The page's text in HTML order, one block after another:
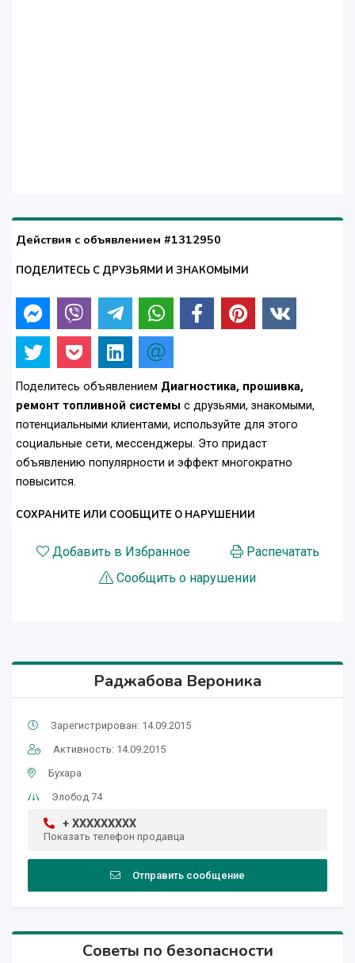
Действия с объявлением #1312950
ПОДЕЛИТЕСЬ С ДРУЗЬЯМИ И ЗНАКОМЫМИ
Поделитесь объявлением Диагностика, прошивка,
ремонт топливной системы с друзьями, знакомыми,
потенциальными клиентами, используйте для этого
социальные сети, мессенджеры. Это придаст
объявлению популярности и эффект многократно
повысится.
СОХРАНИТЕ ИЛИ СООБЩИТЕ О НАРУШЕНИИ
Добавить в Избранное
Распечатать
Сообщить о нарушении
Раджабова Вероника
Зарегистрирован: 14.09.2015
Активность: 14.09.2015
Бухара
Элобод 74
+ XXXXXXXXX
Показать телефон продавца
Отправить сообщение
Советы по безопасности